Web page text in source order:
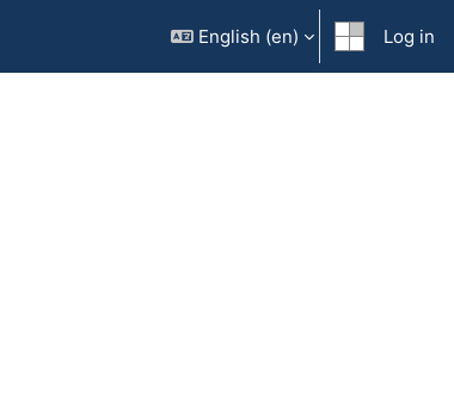
English ‎(en)‎ Log in